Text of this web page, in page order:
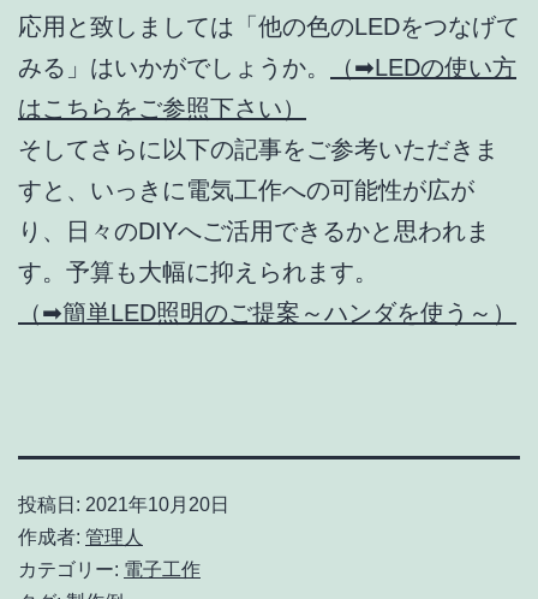
応用と致しましては「他の色のLEDをつなげて
みる」はいかがでしょうか。
（➡LEDの使い方
はこちらをご参照下さい）
そしてさらに以下の記事をご参考いただきま
すと、いっきに電気工作への可能性が広が
り、日々のDIYへご活用できるかと思われま
す。予算も大幅に抑えられます。
（➡簡単LED照明のご提案～ハンダを使う～）
投稿日: 2021年10月20日
作成者: 管理人
カテゴリー: 電子工作